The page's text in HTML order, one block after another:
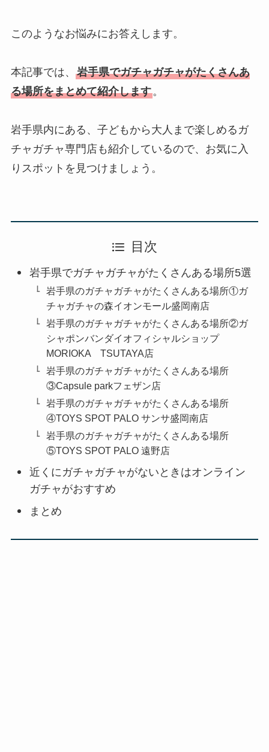
このようなお悩みにお答えします。
本記事では、 岩手県でガチャガチャがたくさんあ
る場所をまとめて紹介します。
岩手県内にある、子どもから大人まで楽しめるガ
チャガチャ専門店も紹介しているので、お気に入
りスポットを見つけましょう。
目次
岩手県でガチャガチャがたくさんある場所5選
岩手県のガチャガチャがたくさんある場所①ガ
チャガチャの森イオンモール盛岡南店
岩手県のガチャガチャがたくさんある場所②ガ
シャポンバンダイオフィシャルショップ
MORIOKA TSUTAYA店
岩手県のガチャガチャがたくさんある場所
③Capsule parkフェザン店
岩手県のガチャガチャがたくさんある場所
④TOYS SPOT PALO サンサ盛岡南店
岩手県のガチャガチャがたくさんある場所
⑤TOYS SPOT PALO 遠野店
近くにガチャガチャがないときはオンライン
ガチャがおすすめ
まとめ